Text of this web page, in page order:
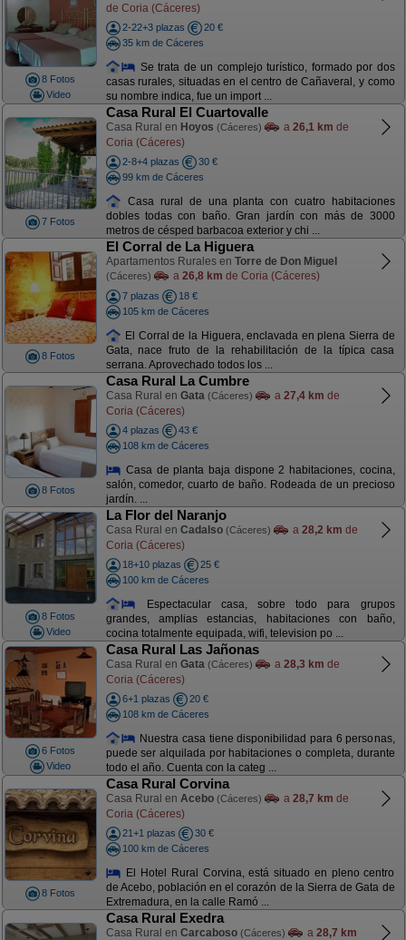
8 Fotos
Video
de Coria (Cáceres)
2-22+3 plazas
20 €
35 km de Cáceres
Se trata de un complejo turístico, formado por dos
casas rurales, situadas en el centro de Cañaveral, y como
su nombre indica, fue un import ...
7 Fotos
Casa Rural El Cuartovalle
Casa Rural en Hoyos (Cáceres) a 26,1 km de
Coria (Cáceres)
2-8+4 plazas
30 €
99 km de Cáceres
Casa rural de una planta con cuatro habitaciones
dobles todas con baño. Gran jardín con más de 3000
metros de césped barbacoa exterior y chi ...
8 Fotos
El Corral de La Higuera
Apartamentos Rurales en Torre de Don Miguel
(Cáceres) a 26,8 km de Coria (Cáceres)
7 plazas
18 €
105 km de Cáceres
El Corral de la Higuera, enclavada en plena Sierra de
Gata, nace fruto de la rehabilitación de la típica casa
serrana. Aprovechado todos los ...
8 Fotos
Casa Rural La Cumbre
Casa Rural en Gata (Cáceres) a 27,4 km de
Coria (Cáceres)
4 plazas
43 €
108 km de Cáceres
Casa de planta baja dispone 2 habitaciones, cocina,
salón, comedor, cuarto de baño. Rodeada de un precioso
jardín. ...
8 Fotos
Video
La Flor del Naranjo
Casa Rural en Cadalso (Cáceres) a 28,2 km de
Coria (Cáceres)
18+10 plazas
25 €
100 km de Cáceres
Espectacular casa, sobre todo para grupos
grandes, amplias estancias, habitaciones con baño,
cocina totalmente equipada, wifi, television po ...
6 Fotos
Video
Casa Rural Las Jañonas
Casa Rural en Gata (Cáceres) a 28,3 km de
Coria (Cáceres)
6+1 plazas
20 €
108 km de Cáceres
Nuestra casa tiene disponibilidad para 6 personas,
puede ser alquilada por habitaciones o completa, durante
todo el año. Cuenta con la categ ...
8 Fotos
Casa Rural Corvina
Casa Rural en Acebo (Cáceres) a 28,7 km de
Coria (Cáceres)
21+1 plazas
30 €
100 km de Cáceres
El Hotel Rural Corvina, está situado en pleno centro
de Acebo, población en el corazón de la Sierra de Gata de
Extremadura, en la calle Ramó ...
Casa Rural Exedra
Casa Rural en Carcaboso (Cáceres) a 28,7 km